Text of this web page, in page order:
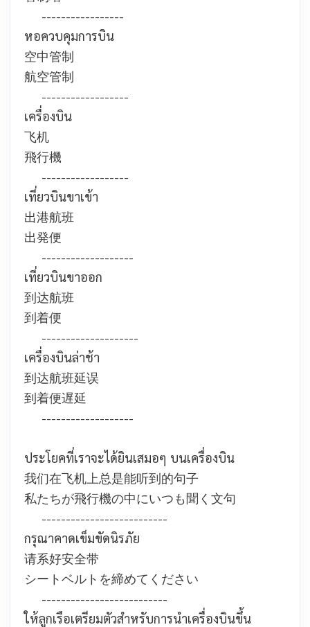
-----------------
หอควบคุมการบิน
空中管制
航空管制
------------------
เครื่องบิน
飞机
飛行機
------------------
เที่ยวบินขาเข้า
出港航班
出発便
-------------------
เที่ยวบินขาออก
到达航班
到着便
--------------------
เครื่องบินล่าช้า
到达航班延误
到着便遅延
-------------------
ประโยคที่เราจะได้ยินเสมอๆ บนเครื่องบิน
我们在飞机上总是能听到的句子
私たちが飛行機の中にいつも聞く文句
--------------------------
กรุณาคาดเข็มขัดนิรภัย
请系好安全带
シートベルトを締めてください
--------------------------
ให้ลูกเรือเตรียมตัวสำหรับการนำเครื่องบินขึ้น